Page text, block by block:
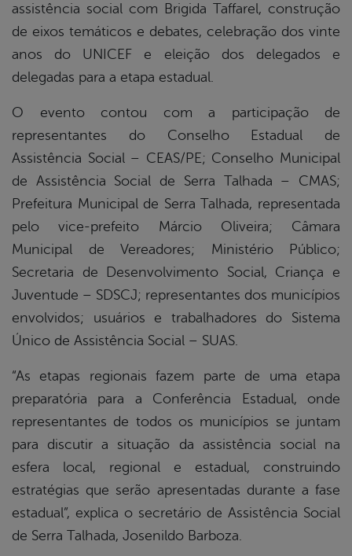
assistência social com Brigida Taffarel, construção
de eixos temáticos e debates, celebração dos vinte
anos do UNICEF e eleição dos delegados e
delegadas para a etapa estadual.
O evento contou com a participação de
representantes do Conselho Estadual de
Assistência Social – CEAS/PE; Conselho Municipal
de Assistência Social de Serra Talhada – CMAS;
Prefeitura Municipal de Serra Talhada, representada
pelo vice-prefeito Márcio Oliveira; Câmara
Municipal de Vereadores; Ministério Público;
Secretaria de Desenvolvimento Social, Criança e
Juventude – SDSCJ; representantes dos municípios
envolvidos; usuários e trabalhadores do Sistema
Único de Assistência Social – SUAS.
“As etapas regionais fazem parte de uma etapa
preparatória para a Conferência Estadual, onde
representantes de todos os municípios se juntam
para discutir a situação da assistência social na
esfera local, regional e estadual, construindo
estratégias que serão apresentadas durante a fase
estadual”, explica o secretário de Assistência Social
de Serra Talhada, Josenildo Barboza.